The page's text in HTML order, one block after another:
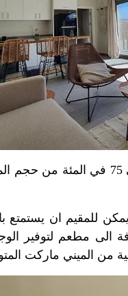
للمقيم ان يستمتع